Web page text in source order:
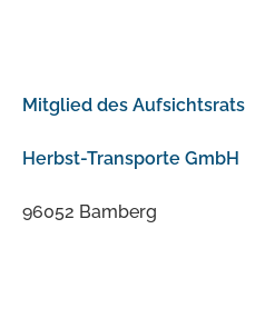
Mitglied des Aufsichtsrats
Herbst-Transporte GmbH
96052 Bamberg